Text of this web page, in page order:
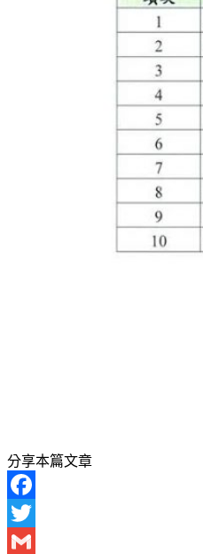
分享本篇文章
Facebook
Twitter